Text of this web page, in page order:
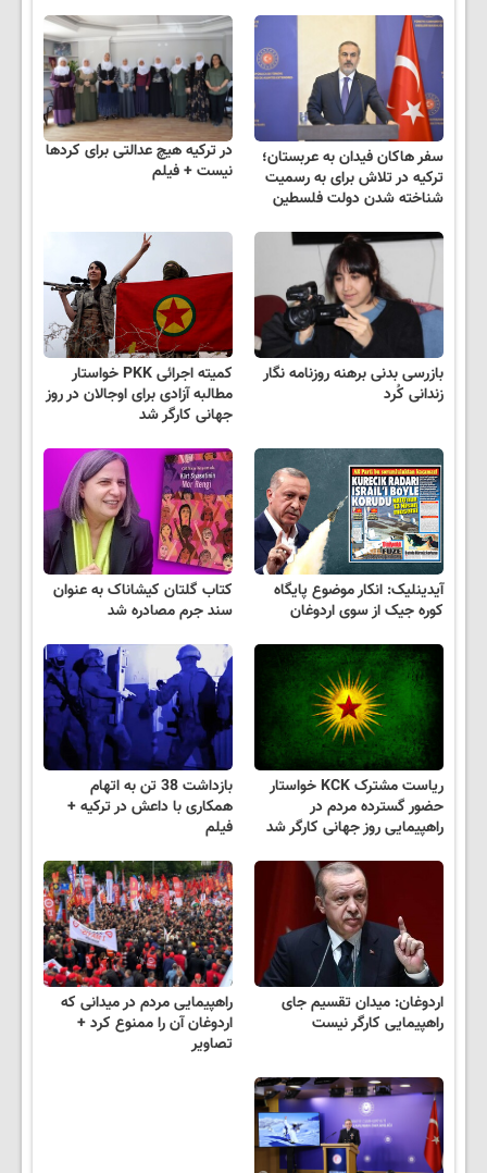
سفر هاکان فیدان به عربستان؛
ترکیه در تلاش برای به رسمیت
شناخته شدن دولت فلسطین
در ترکیه هیچ عدالتی برای کردها
نیست + فیلم
بازرسی بدنی برهنه روزنامه نگار
زندانی کُرد
کمیته اجرائی PKK خواستار
مطالبه آزادی برای اوجالان در روز
جهانی کارگر شد
آیدینلیک: انکار موضوع پایگاه
کوره جیک از سوی اردوغان
کتاب گلتان کیشاناک به عنوان
سند جرم مصادره شد
ریاست مشترک KCK خواستار
حضور گسترده مردم در
راهپیمایی روز جهانی کارگر شد
بازداشت 38 تن به اتهام
همکاری با داعش در ترکیه +
فیلم
اردوغان: میدان تقسیم جای
راهپیمایی کارگر نیست
راهپیمایی مردم در میدانی که
اردوغان آن را ممنوع کرد +
تصاویر